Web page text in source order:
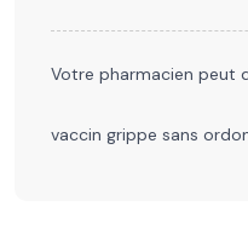
Votre pharmacien peut
vaccin grippe sans